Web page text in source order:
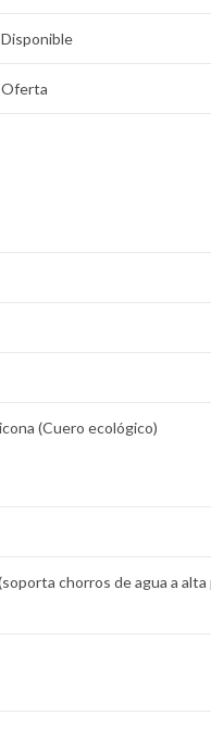
Disponible
Oferta
(Cuero ecológico)
chorros de agua a